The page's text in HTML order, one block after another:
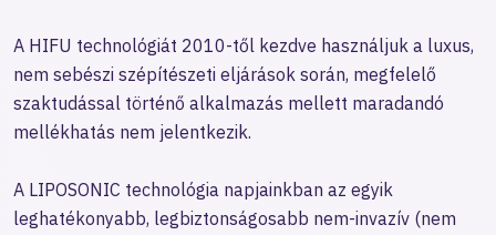
A HIFU technológiát 2010-től kezdve használjuk a luxus,
nem sebészi szépítészeti eljárások során, megfelelő
szaktudással történő alkalmazás mellett maradandó
mellékhatás nem jelentkezik.
A LIPOSONIC technológia napjainkban az egyik
leghatékonyabb, legbiztonságosabb nem-invazív (nem